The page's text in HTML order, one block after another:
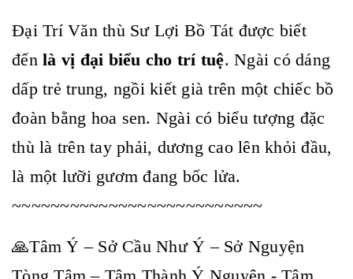
Đại Trí Văn thù Sư Lợi Bồ Tát được biết
đến là vị đại biểu cho trí tuệ. Ngài có dáng
dấp trẻ trung, ngồi kiết già trên một chiếc bồ
đoàn bằng hoa sen. Ngài có biểu tượng đặc
thù là trên tay phải, dương cao lên khỏi đầu,
là một lưỡi gươm đang bốc lửa.
~~~~~~~~~~~~~~~~~~~~~~~~~~
🙏Tâm Ý – Sở Cầu Như Ý – Sở Nguyện